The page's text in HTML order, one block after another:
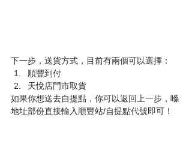
下一步，送貨方式，目前有兩個可以選擇：
順豐到付
天悅店門市取貨
如果你想送去自提點，你可以返回上一步，喺
地址部份直接輸入順豐站/自提點代號即可！